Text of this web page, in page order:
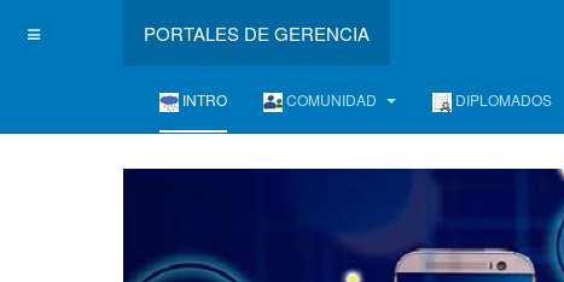
PORTALES DE GERENCIA
INTRO COMUNIDAD DIPLOMADOS